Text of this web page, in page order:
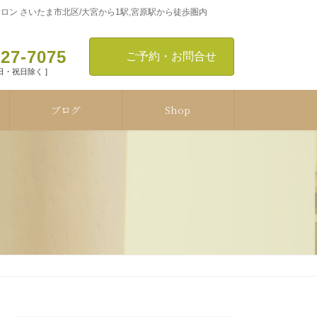
ン さいたま市北区/大宮から1駅,宮原駅から徒歩圏内
7075
・祝日除く ]
ご予約・お問合せ
ブログ Shop